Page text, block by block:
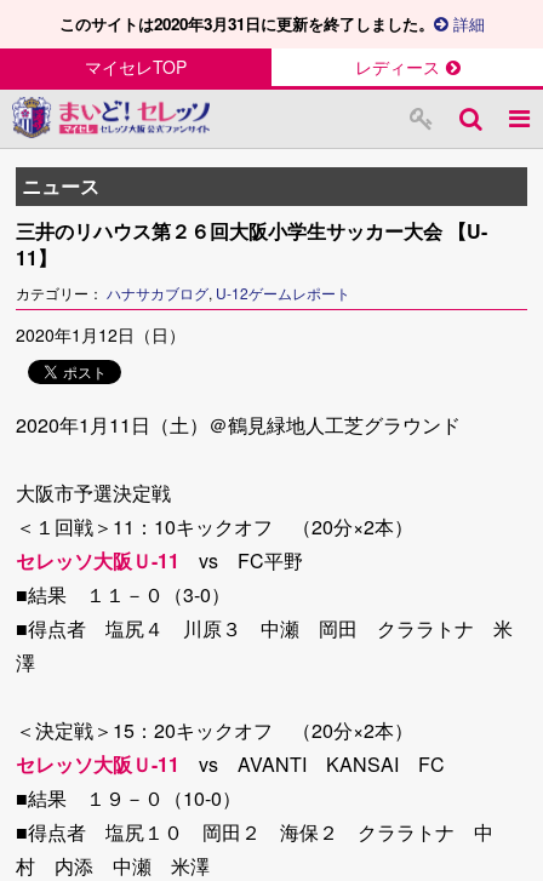
このサイトは2020年3月31日に更新を終了しました。 詳細
マイセレTOP レディース
ニュース
三井のリハウス第２６回大阪小学生サッカー大会 【U-
11】
カテゴリー：ハナサカブログ, U-12ゲームレポート
2020年1月12日（日）
2020年1月11日（土）＠鶴見緑地人工芝グラウンド
大阪市予選決定戦
＜１回戦＞11：10キックオフ （20分×2本）
セレッソ大阪Ｕ-11
vs FC平野
■結果 １１－０（3-0）
■得点者 塩尻４ 川原３ 中瀬 岡田 クララトナ 米
澤
＜決定戦＞15：20キックオフ （20分×2本）
セレッソ大阪Ｕ-11
vs AVANTI KANSAI FC
■結果 １９－０（10-0）
■得点者 塩尻１０ 岡田２ 海保２ クララトナ 中
村 内添 中瀬 米澤